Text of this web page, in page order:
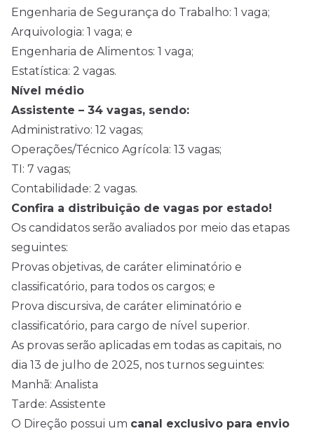
Engenharia de Segurança do Trabalho: 1 vaga;
Arquivologia: 1 vaga; e
Engenharia de Alimentos: 1 vaga;
Estatística: 2 vagas.
Nível médio
Assistente – 34 vagas, sendo:
Administrativo: 12 vagas;
Operações/Técnico Agrícola: 13 vagas;
TI: 7 vagas;
Contabilidade: 2 vagas.
Confira a distribuição de vagas por estado!
Os candidatos serão avaliados por meio das etapas
seguintes:
Provas objetivas, de caráter eliminatório e
classificatório, para todos os cargos; e
Prova discursiva, de caráter eliminatório e
classificatório, para cargo de nível superior.
As provas serão aplicadas em todas as capitais, no
dia 13 de julho de 2025, nos turnos seguintes:
Manhã: Analista
Tarde: Assistente
O Direção possui um canal exclusivo para envio